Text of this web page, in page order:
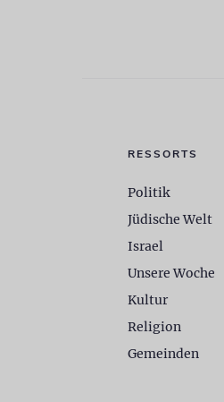
RESSORTS
Politik
Jüdische Welt
Israel
Unsere Woche
Kultur
Religion
Gemeinden